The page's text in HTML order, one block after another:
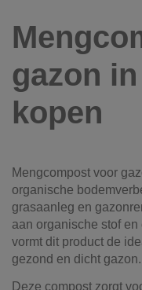
gazon
kopen
Mengcompost voor
organische
grasaanleg en
aan organische stof
vormt dit product de
gezond en dicht gazon.
Deze compost zorgt